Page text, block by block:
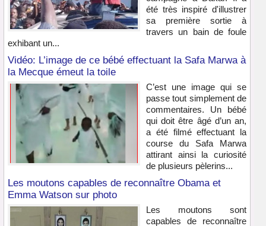
été très inspiré d'illustrer
sa première sortie à
travers un bain de foule
exhibant un...
Vidéo: L’image de ce bébé effectuant la Safa Marwa à
la Mecque émeut la toile
C’est une image qui se
passe tout simplement de
commentaires. Un bébé
qui doit être âgé d’un an,
a été filmé effectuant la
course du Safa Marwa
attirant ainsi la curiosité
de plusieurs pèlerins...
Les moutons capables de reconnaître Obama et
Emma Watson sur photo
Les moutons sont
capables de reconnaître